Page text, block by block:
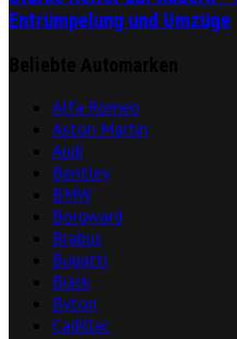
Entrümpelung und Umzüge
Alfa Romeo
Aston Martin
Audi
Bentley
BMW
Borgward
Brabus
Bugatti
Buick
Byton
Cadillac